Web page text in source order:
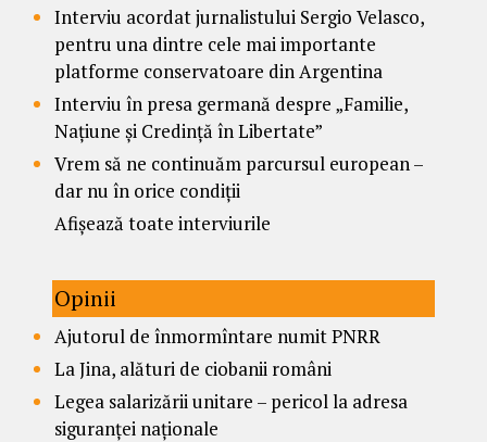
Interviu acordat jurnalistului Sergio Velasco,
pentru una dintre cele mai importante
platforme conservatoare din Argentina
Interviu în presa germană despre „Familie,
Națiune și Credință în Libertate”
Vrem să ne continuăm parcursul european –
dar nu în orice condiții
Afișează toate interviurile
Opinii
Ajutorul de înmormîntare numit PNRR
La Jina, alături de ciobanii români
Legea salarizării unitare – pericol la adresa
siguranței naționale